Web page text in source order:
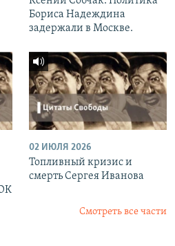
Бориса Надеждина
задержали в Москве.
02 ИЮЛЯ 2026
Топливный кризис и
смерть Сергея Иванова
Смотреть все части